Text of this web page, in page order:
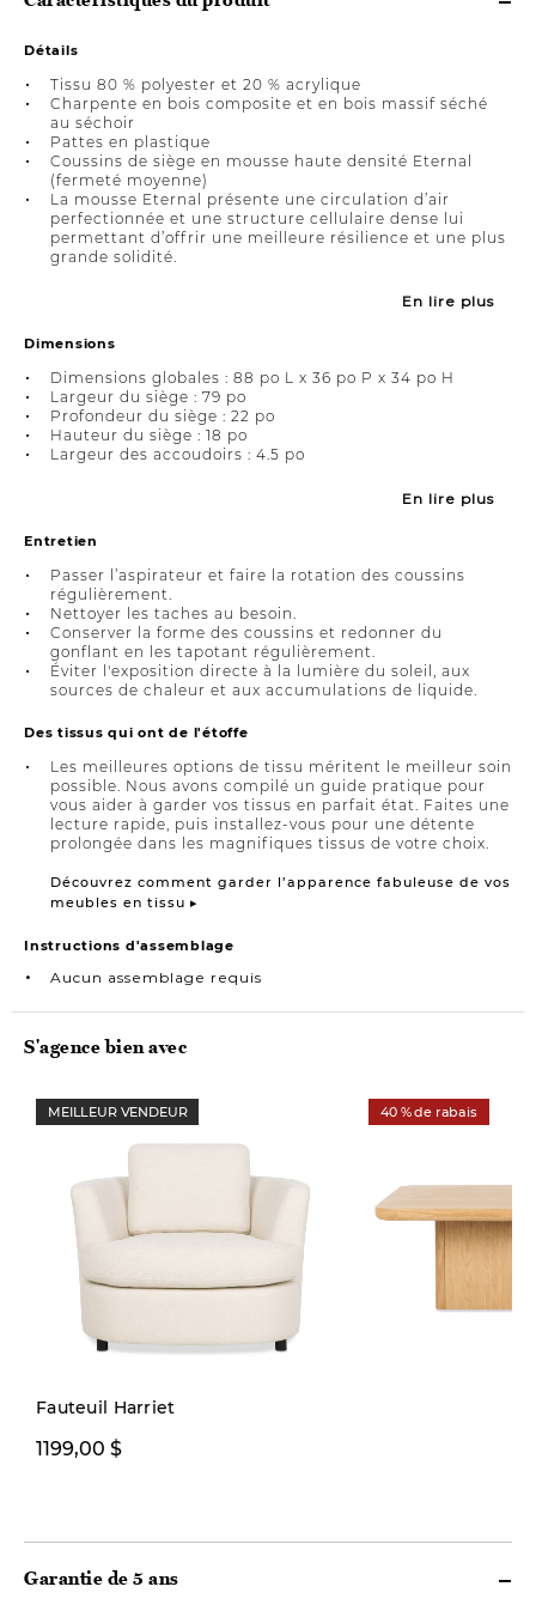
Détails
Tissu 80 % polyester et 20 % acrylique
Charpente en bois composite et en bois massif séché
au séchoir
Pattes en plastique
Coussins de siège en mousse haute densité Eternal
(fermeté moyenne)
La mousse Eternal présente une circulation d’air
perfectionnée et une structure cellulaire dense lui
permettant d’offrir une meilleure résilience et une plus
grande solidité.
En lire plus
Dimensions
Dimensions globales : 88 po L x 36 po P x 34 po H
Largeur du siège : 79 po
Profondeur du siège : 22 po
Hauteur du siège : 18 po
Largeur des accoudoirs : 4.5 po
En lire plus
Entretien
Passer l’aspirateur et faire la rotation des coussins
régulièrement.
Nettoyer les taches au besoin.
Conserver la forme des coussins et redonner du
gonflant en les tapotant régulièrement.
Éviter l'exposition directe à la lumière du soleil, aux
sources de chaleur et aux accumulations de liquide.
Des tissus qui ont de l'étoffe
Les meilleures options de tissu méritent le meilleur soin
possible. Nous avons compilé un guide pratique pour
vous aider à garder vos tissus en parfait état. Faites une
lecture rapide, puis installez-vous pour une détente
prolongée dans les magnifiques tissus de votre choix.
Découvrez comment garder l’apparence fabuleuse de vos
meubles en tissu ▸
Instructions d'assemblage
Aucun assemblage requis
S'agence bien avec
MEILLEUR VENDEUR
Fauteuil Harriet
1199,00 $
40 % de rabais
Garantie de 5 ans